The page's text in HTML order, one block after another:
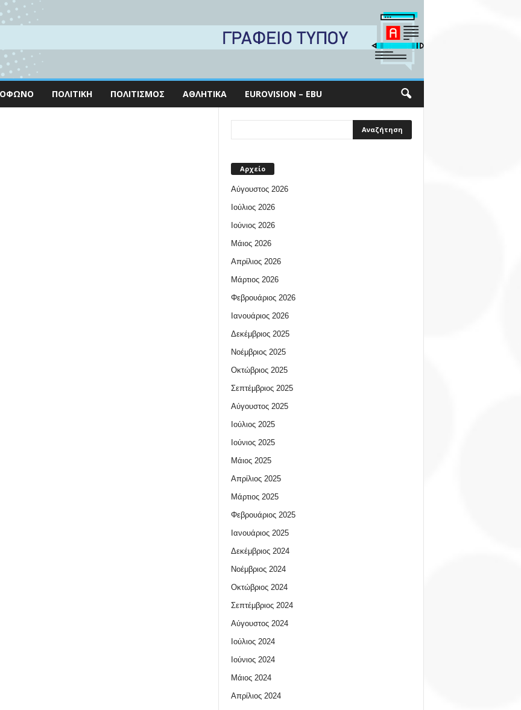
ΠΟΛΙΤΙΚΉ ΠΟΛΙΤΙΣΜΌΣ ΑΘΛΗΤΙΚΆ EUROVISION – EBU
Αρχείο
Αύγουστος 2026
Ιούλιος 2026
Ιούνιος 2026
Μάιος 2026
Απρίλιος 2026
Μάρτιος 2026
Φεβρουάριος 2026
Ιανουάριος 2026
Δεκέμβριος 2025
Νοέμβριος 2025
Οκτώβριος 2025
Σεπτέμβριος 2025
Αύγουστος 2025
Ιούλιος 2025
Ιούνιος 2025
Μάιος 2025
Απρίλιος 2025
Μάρτιος 2025
Φεβρουάριος 2025
Ιανουάριος 2025
Δεκέμβριος 2024
Νοέμβριος 2024
Οκτώβριος 2024
Σεπτέμβριος 2024
Αύγουστος 2024
Ιούλιος 2024
Ιούνιος 2024
Μάιος 2024
Απρίλιος 2024